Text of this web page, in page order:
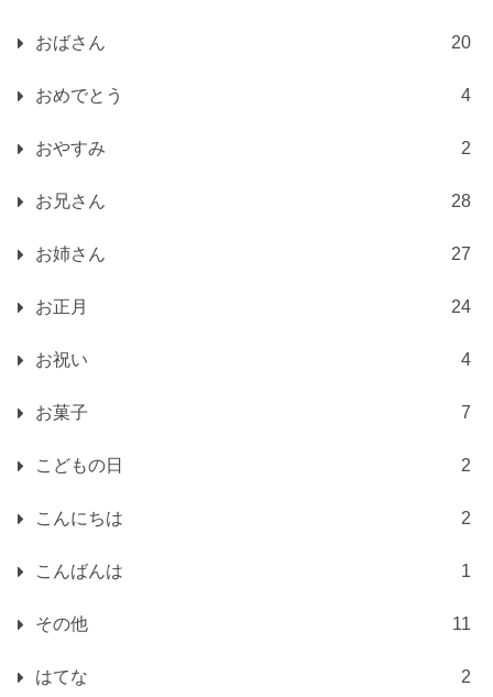
おばさん 20
おめでとう 4
おやすみ 2
お兄さん 28
お姉さん 27
お正月 24
お祝い 4
お菓子 7
こどもの日 2
こんにちは 2
こんばんは 1
その他 11
はてな 2